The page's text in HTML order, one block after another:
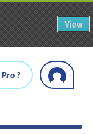
View
Pro ?